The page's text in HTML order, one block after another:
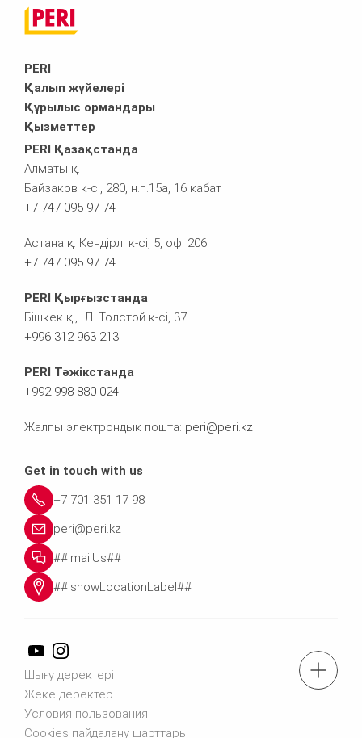
Тел.: +7 701 351 17 98
PERI
Қалып жүйелері
Құрылыс ормандары
Қызметтер
PERI Қазақстанда
Алматы қ.
Байзаков к-сі, 280, н.п.15а, 16 қабат
+7 747 095 97 74
Астана қ. Кендірлі к-сі, 5, оф. 206
+7 747 095 97 74
PERI Қырғызстанда
Бішкек қ., Л. Толстой к-сі, 37
+996 312 963 213
PERI Тәжікстанда
+992 998 880 024
Жалпы электрондық пошта: peri@peri.kz
Get in touch with us
+7 701 351 17 98
peri@peri.kz
##!mailUs##
##!showLocationLabel##
Шығу деректері
Жеке деректер
Условия пользования
Cookies пайдалану шарттары